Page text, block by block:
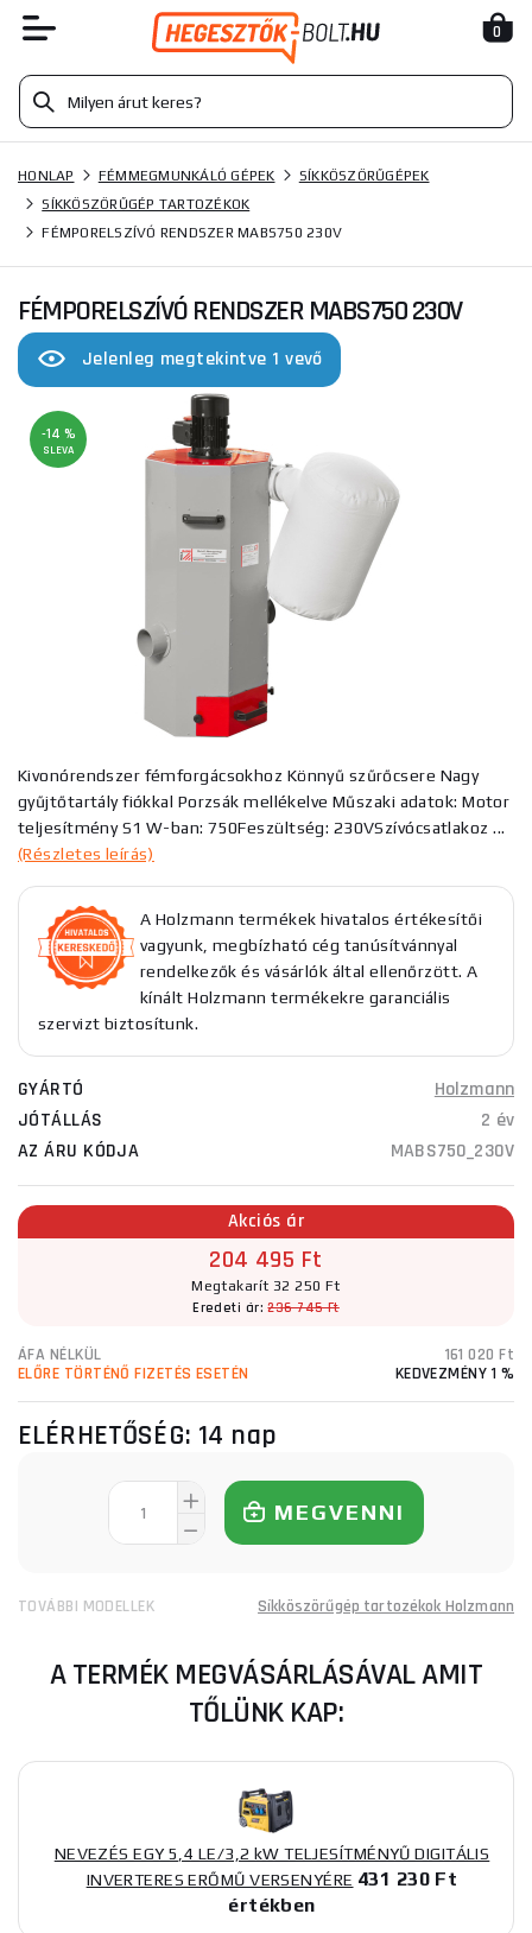
0
HONLAP FÉMMEGMUNKÁLÓ GÉPEK
SÍKKÖSZÖRŰGÉPEK
SÍKKÖSZÖRŰGÉP TARTOZÉKOK
FÉMPORELSZÍVÓ RENDSZER MABS750 230V
FÉMPORELSZÍVÓ RENDSZER MABS750 230V
Jelenleg megtekintve 1 vevő
-14 %
SLEVA
Kivonórendszer fémforgácsokhoz Könnyű szűrőcsere Nagy
gyűjtőtartály fiókkal Porzsák mellékelve Műszaki adatok: Motor
teljesítmény S1 W-ban: 750Feszültség: 230VSzívócsatlakoz ...
(Részletes leírás)
A Holzmann termékek hivatalos értékesítői
vagyunk, megbízható cég tanúsítvánnyal
rendelkezők és vásárlók által ellenőrzött. A
kínált Holzmann termékekre garanciális
szervizt biztosítunk.
GYÁRTÓ
Holzmann
JÓTÁLLÁS
2 év
AZ ÁRU KÓDJA
MABS750_230V
Akciós ár
204 495 Ft
Megtakarít 32 250 Ft
Eredeti ár:236 745 Ft
ÁFA NÉLKÜL
161 020 Ft
ELŐRE TÖRTÉNŐ FIZETÉS ESETÉN
KEDVEZMÉNY 1 %
ELÉRHETŐSÉG: 14 nap
MEGVENNI
TOVÁBBI MODELLEK Síkköszörűgép tartozékok Holzmann
A TERMÉK MEGVÁSÁRLÁSÁVAL AMIT
TŐLÜNK KAP:
NEVEZÉS EGY 5,4 LE/3,2 kW TELJESÍTMÉNYŰ DIGITÁLIS
INVERTERES ERŐMŰ VERSENYÉRE 431 230 Ft
értékben